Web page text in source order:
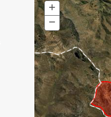
+ Zoom
In
− Zoom
Out